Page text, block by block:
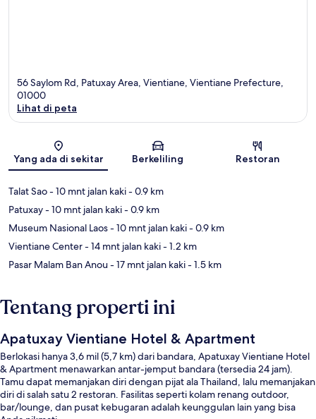
56 Saylom Rd, Patuxay Area, Vientiane, Vientiane Prefecture,
01000
Lihat di peta
Yang ada di sekitar Berkeliling Restoran
Talat Sao- 10 mnt jalan kaki- 0.9 km
Patuxay- 10 mnt jalan kaki- 0.9 km
Museum Nasional Laos- 10 mnt jalan kaki- 0.9 km
Vientiane Center- 14 mnt jalan kaki- 1.2 km
Pasar Malam Ban Anou- 17 mnt jalan kaki- 1.5 km
Tentang properti ini
Apatuxay Vientiane Hotel & Apartment
Berlokasi hanya 3,6 mil (5,7 km) dari bandara, Apatuxay Vientiane Hotel
& Apartment menawarkan antar-jemput bandara (tersedia 24 jam).
Tamu dapat memanjakan diri dengan pijat ala Thailand, lalu memanjakan
diri di salah satu 2 restoran. Fasilitas seperti kolam renang outdoor,
bar/lounge, dan pusat kebugaran adalah keunggulan lain yang bisa